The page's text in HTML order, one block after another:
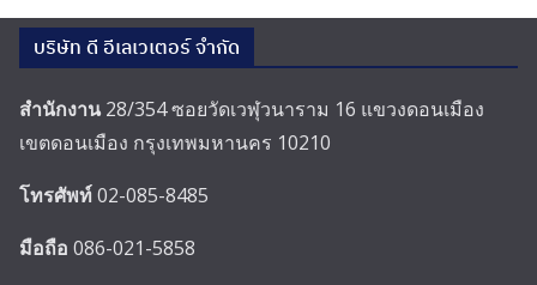
บริษัท ดี อีเลเวเตอร์ จำกัด
สำนักงาน28/354 ซอยวัดเวฬุวนาราม 16 แขวงดอนเมือง
เขตดอนเมือง กรุงเทพมหานคร 10210
โทรศัพท์02-085-8485
มือถือ 086-021-5858